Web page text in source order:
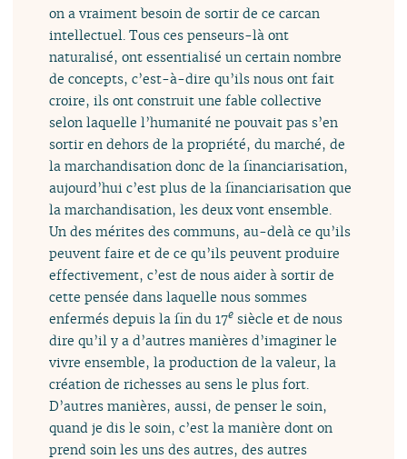
on a vraiment besoin de sortir de ce carcan
intellectuel. Tous ces penseurs-là ont
naturalisé, ont essentialisé un certain nombre
de concepts, c’est-à-dire qu’ils nous ont fait
croire, ils ont construit une fable collective
selon laquelle l’humanité ne pouvait pas s’en
sortir en dehors de la propriété, du marché, de
la marchandisation donc de la financiarisation,
aujourd’hui c’est plus de la financiarisation que
la marchandisation, les deux vont ensemble.
Un des mérites des communs, au-delà ce qu’ils
peuvent faire et de ce qu’ils peuvent produire
effectivement, c’est de nous aider à sortir de
cette pensée dans laquelle nous sommes
enfermés depuis la fin du 17e siècle et de nous
dire qu’il y a d’autres manières d’imaginer le
vivre ensemble, la production de la valeur, la
création de richesses au sens le plus fort.
D’autres manières, aussi, de penser le soin,
quand je dis le soin, c’est la manière dont on
prend soin les uns des autres, des autres